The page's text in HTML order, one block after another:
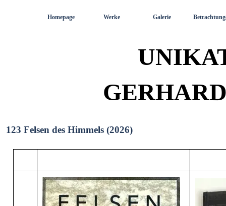
Homepage Werke Galerie
123 Felsen des Himmels (2026)